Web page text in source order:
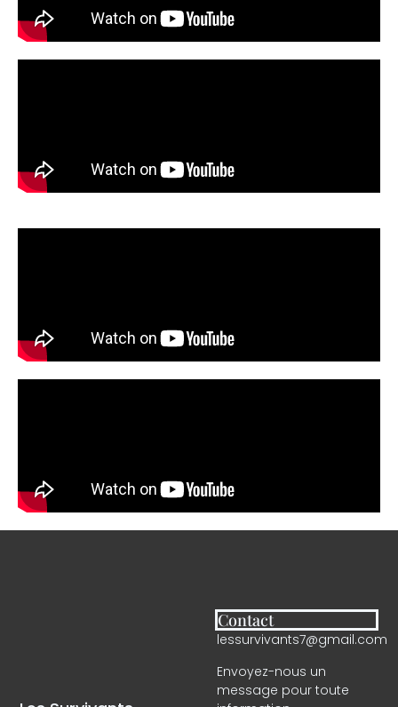
Contact
lessurvivants7@gmail.com
Envoyez-nous un
message pour toute